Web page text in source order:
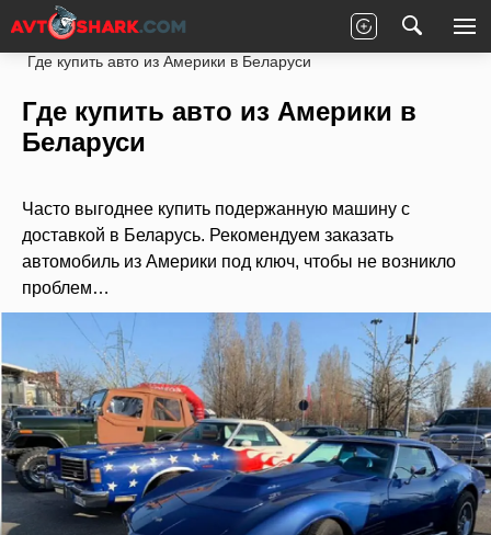
Главная Статьи
Новости партнеров
Где купить авто из Америки в Беларуси
Где купить авто из Америки в
Беларуси
Часто выгоднее купить подержанную машину с
доставкой в Беларусь. Рекомендуем заказать
автомобиль из Америки под ключ, чтобы не возникло
проблем…